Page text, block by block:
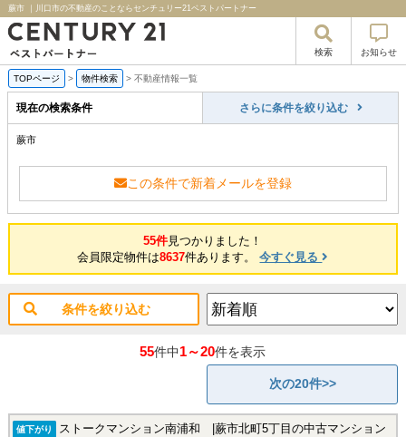
蕨市 ｜川口市の不動産のことならセンチュリー21ベストパートナー
検索 お知らせ
TOPページ > 物件検索 > 不動産情報一覧
現在の検索条件 さらに条件を絞り込む
蕨市
この条件で新着メールを登録
55件見つかりました！
会員限定物件は8637件あります。今すぐ見る
条件を絞り込む
55件中1～20件を表示
次の20件>>
値下がり ストークマンション南浦和 |蕨市北町5丁目の中古マンション